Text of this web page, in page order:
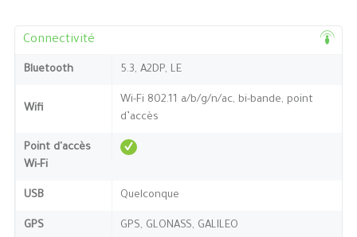
Connectivité
Bluetooth 5.3, A2DP, LE
Wifi
Wi-Fi 802.11 a/b/g/n/ac, bi-bande, point
d’accès
Point d'accès
Wi-Fi
USB Quelconque
GPS GPS, GLONASS, GALILEO